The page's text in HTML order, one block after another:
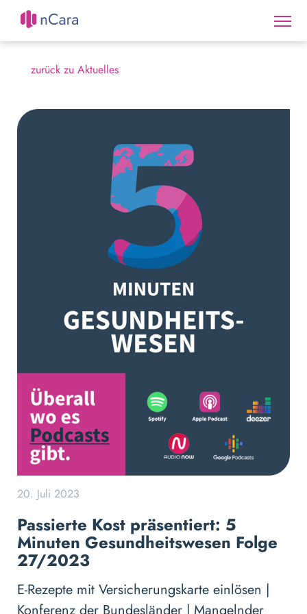
zurück zu Aktuelles
20. Juli 2023
Passierte Kost präsentiert: 5
Minuten Gesundheitswesen Folge
27/2023
E-Rezepte mit Versicherungskarte einlösen |